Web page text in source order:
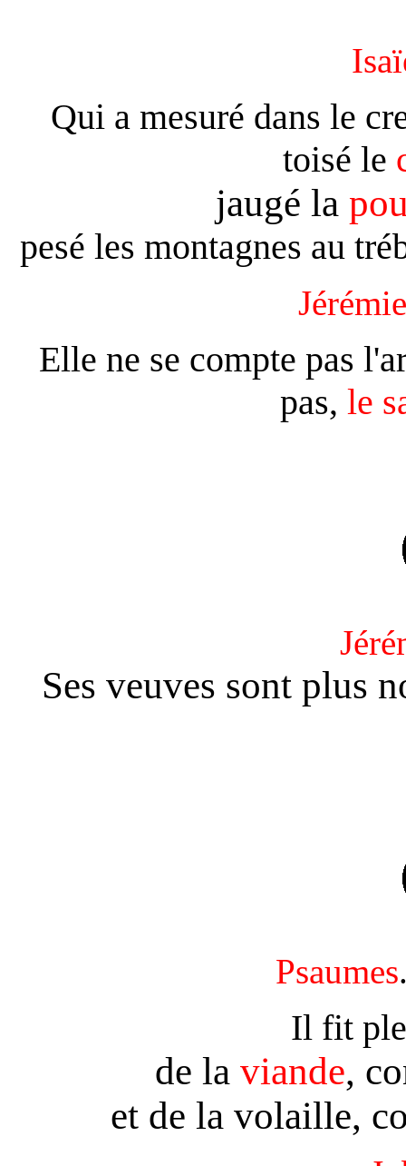
Qui a mesuré dans le
toisé le
jaugé la
pesé les montagnes au
Jérémie
Elle ne se compte pas
pas, le
Ses veuves sont plus
Psaumes
Il fit
de la viande,
et de la volaille,